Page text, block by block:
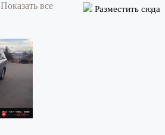
Показать все
Разместить сюда